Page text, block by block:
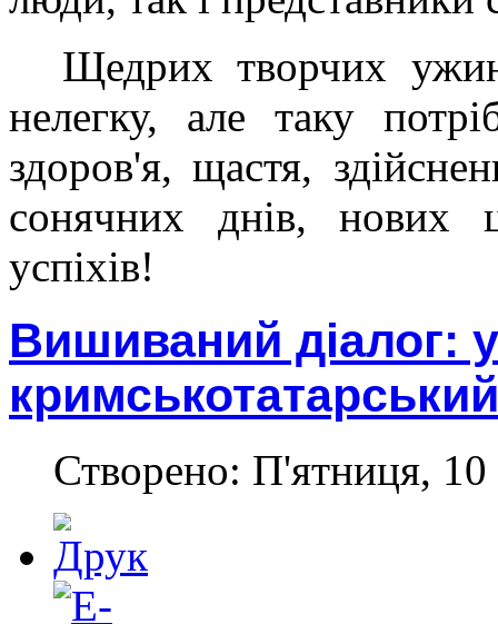
Щедрих творчих
нелегку, але таку
здоров'я, щастя,
сонячних днів, нових
успіхів!
Вишиваний діалог:
Створено: П'ятниця,